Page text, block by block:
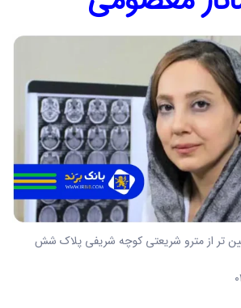
تر از مترو شریعتی کوچه شریفی پلاک شش